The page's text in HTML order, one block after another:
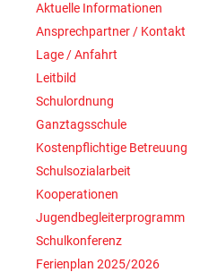
Aktuelle Informationen
Ansprechpartner / Kontakt
Lage / Anfahrt
Leitbild
Schulordnung
Ganztagsschule
Kostenpflichtige Betreuung
Schulsozialarbeit
Kooperationen
Jugendbegleiterprogramm
Schulkonferenz
Ferienplan 2025/2026